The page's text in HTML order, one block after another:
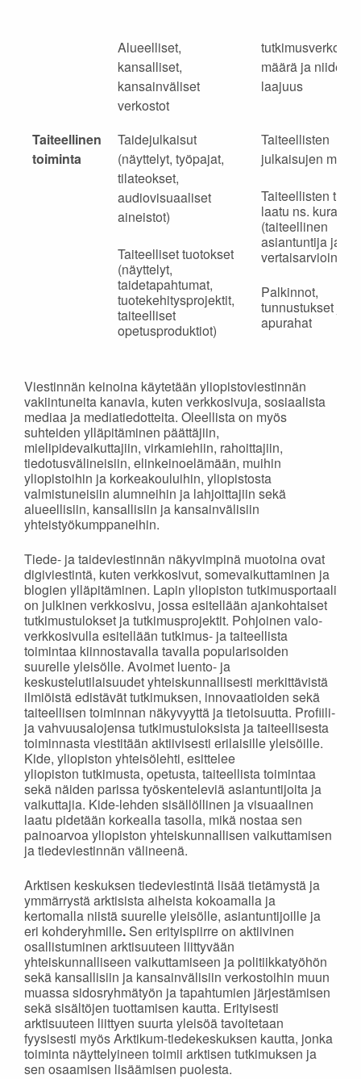
Alueelliset,
kansalliset,
kansainväliset
verkostot
määrä ja niiden
laajuus
Taiteellinen
toiminta
Taidejulkaisut
(näyttelyt, työpajat,
tilateokset,
audiovisuaaliset
aineistot)
Taiteelliset tuotokset
(näyttelyt,
taidetapahtumat,
tuotekehitysprojektit,
taiteelliset
opetusproduktiot)
Taiteellisten
julkaisujen
Taiteellisten
laatu ns.
(taiteellinen
asiantuntija ja
vertaisarviointi)
Palkinnot,
tunnustukset ja
apurahat
Viestinnän keinoina käytetään yliopistoviestinnän
vakiintuneita kanavia, kuten verkkosivuja, sosiaalista
mediaa ja mediatiedotteita. Oleellista on myös
suhteiden ylläpitäminen päättäjiin,
mielipidevaikuttajiin, virkamiehiin, rahoittajiin,
tiedotusvälineisiin, elinkeinoelämään, muihin
yliopistoihin ja korkeakouluihin, yliopistosta
valmistuneisiin alumneihin ja lahjoittajiin sekä
alueellisiin, kansallisiin ja kansainvälisiin
yhteistyökumppaneihin.
Tiede- ja taideviestinnän näkyvimpinä muotoina ovat
digiviestintä, kuten verkkosivut, somevaikuttaminen ja
blogien ylläpitäminen. Lapin yliopiston tutkimusportaali
on julkinen verkkosivu, jossa esitellään ajankohtaiset
tutkimustulokset ja tutkimusprojektit. Pohjoinen valo-
verkkosivulla esitellään tutkimus- ja taiteellista
toimintaa kiinnostavalla tavalla popularisoiden
suurelle yleisölle. Avoimet luento- ja
keskustelutilaisuudet yhteiskunnallisesti merkittävistä
ilmiöistä edistävät tutkimuksen, innovaatioiden sekä
taiteellisen toiminnan näkyvyyttä ja tietoisuutta. Profiili-
ja vahvuusalojensa tutkimustuloksista ja taiteellisesta
toiminnasta viestitään aktiivisesti erilaisille yleisöille.
Kide, yliopiston yhteisölehti, esittelee
yliopiston tutkimusta, opetusta, taiteellista toimintaa
sekä näiden parissa työskenteleviä asiantuntijoita ja
vaikuttajia. Kide-lehden sisällöllinen ja visuaalinen
laatu pidetään korkealla tasolla, mikä nostaa sen
painoarvoa yliopiston yhteiskunnallisen vaikuttamisen
ja tiedeviestinnän välineenä.
Arktisen keskuksen tiedeviestintä lisää tietämystä ja
ymmärrystä arktisista aiheista kokoamalla ja
kertomalla niistä suurelle yleisölle, asiantuntijoille ja
eri kohderyhmille. Sen erityispiirre on aktiivinen
osallistuminen arktisuuteen liittyvään
yhteiskunnalliseen vaikuttamiseen ja politiikkatyöhön
sekä kansallisiin ja kansainvälisiin verkostoihin muun
muassa sidosryhmätyön ja tapahtumien järjestämisen
sekä sisältöjen tuottamisen kautta. Erityisesti
arktisuuteen liittyen suurta yleisöä tavoitetaan
fyysisesti myös Arktikum-tiedekeskuksen kautta, jonka
toiminta näyttelyineen toimii arktisen tutkimuksen ja
sen osaamisen lisäämisen puolesta.